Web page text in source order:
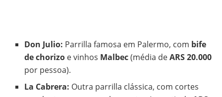
Don Julio: Parrilla famosa em Palermo, com bife
de chorizo e vinhos Malbec(média deARS 20.000
por pessoa).
La Cabrera: Outra parrilla clássica, com cortes